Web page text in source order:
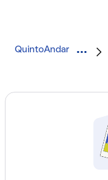
QuintoAndar